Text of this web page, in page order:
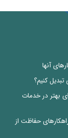
آنها
کنیم؟
بهتر در خدمات
حفاظت از